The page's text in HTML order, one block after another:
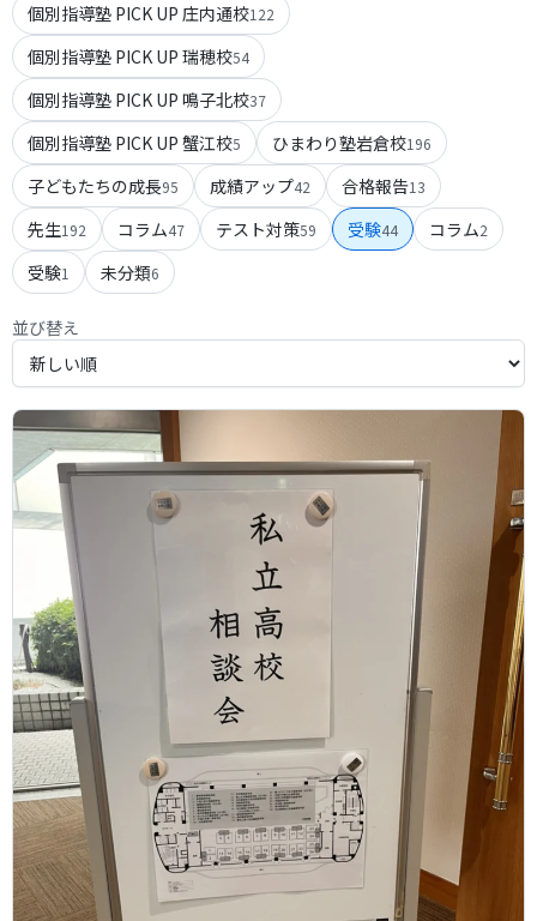
個別指導塾 PICK UP 庄内通校122
個別指導塾 PICK UP 瑞穂校54
個別指導塾 PICK UP 鳴子北校37
個別指導塾 PICK UP 蟹江校5 ひまわり塾岩倉校196
子どもたちの成長95 成績アップ42 合格報告13
先生192 コラム47 テスト対策59 受験44 コラム2
受験1 未分類6
並び替え